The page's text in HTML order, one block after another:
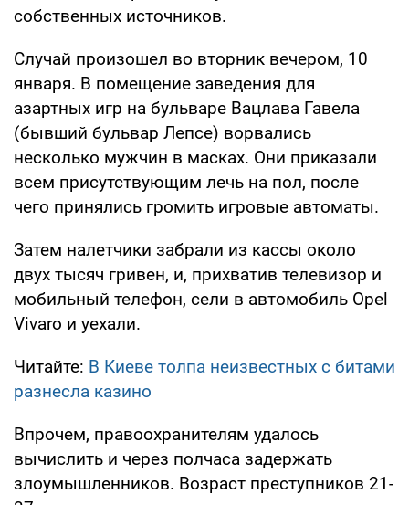
собственных источников.
Случай произошел во вторник вечером, 10
января. В помещение заведения для
азартных игр на бульваре Вацлава Гавела
(бывший бульвар Лепсе) ворвались
несколько мужчин в масках. Они приказали
всем присутствующим лечь на пол, после
чего принялись громить игровые автоматы.
Затем налетчики забрали из кассы около
двух тысяч гривен, и, прихватив телевизор и
мобильный телефон, сели в автомобиль Opel
Vivaro и уехали.
Читайте: В Киеве толпа неизвестных с битами
разнесла казино
Впрочем, правоохранителям удалось
вычислить и через полчаса задержать
злоумышленников. Возраст преступников 21-